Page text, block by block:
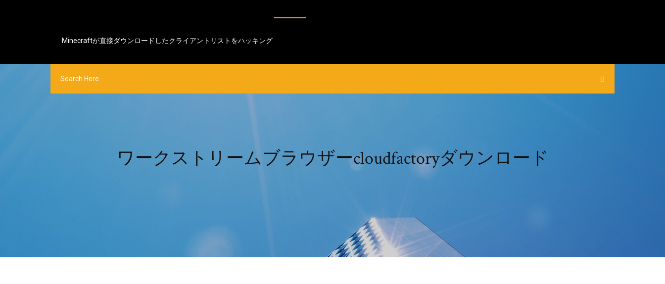
Minecraftが直接ダウンロードしたクライアントリストをハッキング
ワークストリームブラウザーcloudfactoryダウンロード